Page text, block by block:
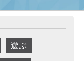
遊ぶ